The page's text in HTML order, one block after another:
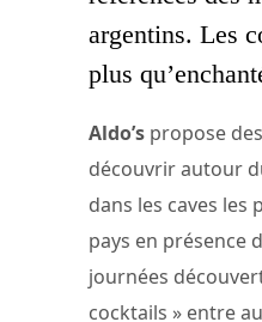
argentins. Les
plus
Aldo’s propose
découvrir autour
dans les caves
pays en présence
journées
cocktails » entre